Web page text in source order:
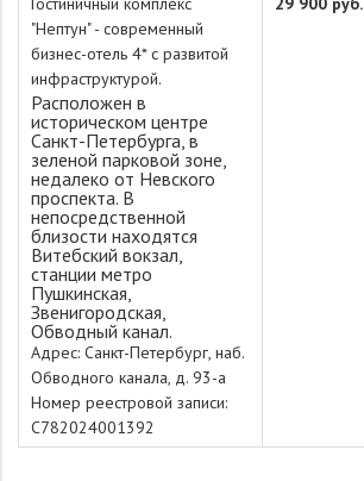
"Нептун"- современный
бизнес-отель 4* с развитой
инфраструктурой.
Расположен в
историческом центре
Санкт-Петербурга, в
зеленой парковой зоне,
недалеко от Невского
проспекта. В
непосредственной
близости находятся
Витебский вокзал,
станции метро
Пушкинская,
Звенигородская,
Обводный канал.
Адрес: Санкт-Петербург, наб.
Обводного канала, д. 93-а
Номер реестровой записи:
С782024001392